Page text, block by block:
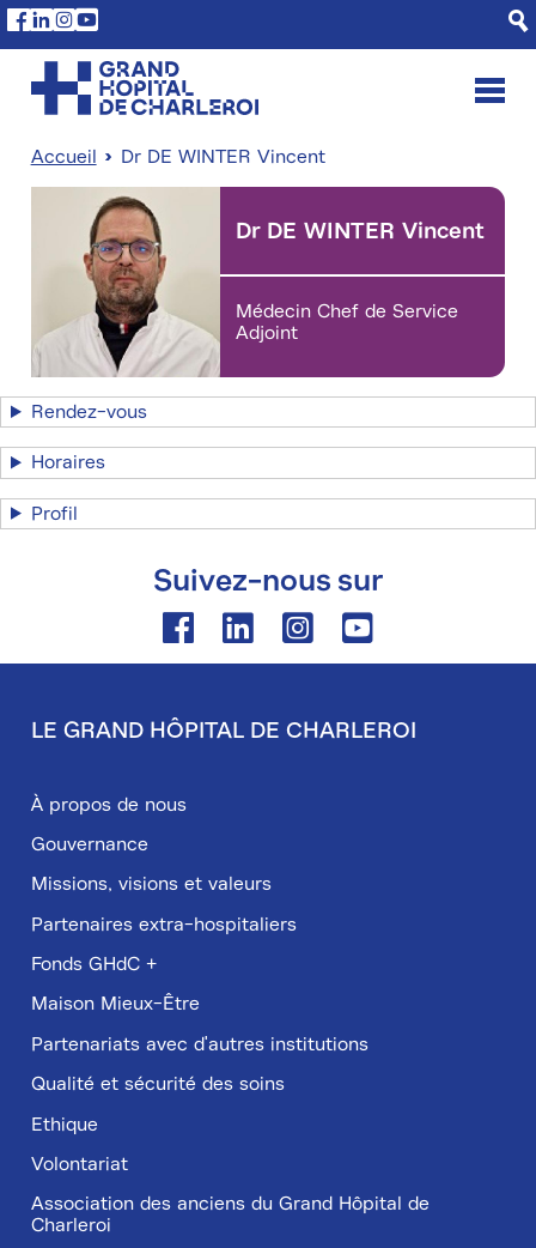
Aller
au
contenu
principal
Facebook
Linkedin
Instagram
Youtube
Fil
d'Ariane
Accueil Dr DE WINTER Vincent
Dr DE WINTER Vincent
Médecin Chef de Service
Adjoint
Rendez-vous
Horaires
Profil
Suivez-nous sur
FacebookLinkedinInstagramYoutube
de
page
LE GRAND HÔPITAL DE CHARLEROI
À propos de nous
Gouvernance
Missions, visions et valeurs
Partenaires extra-hospitaliers
Fonds GHdC +
Maison Mieux-Être
Partenariats avec d'autres institutions
Qualité et sécurité des soins
Ethique
Volontariat
Association des anciens du Grand Hôpital de
Charleroi
Panneau de gestion des cookies